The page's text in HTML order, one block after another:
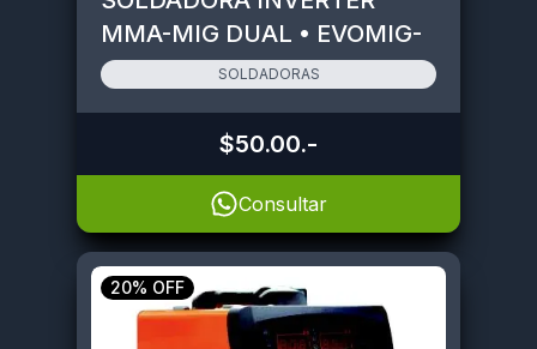
MMA-MIG DUAL • EVOMIG-
220
SOLDADORAS
$50.00.-
Consultar
20% OFF